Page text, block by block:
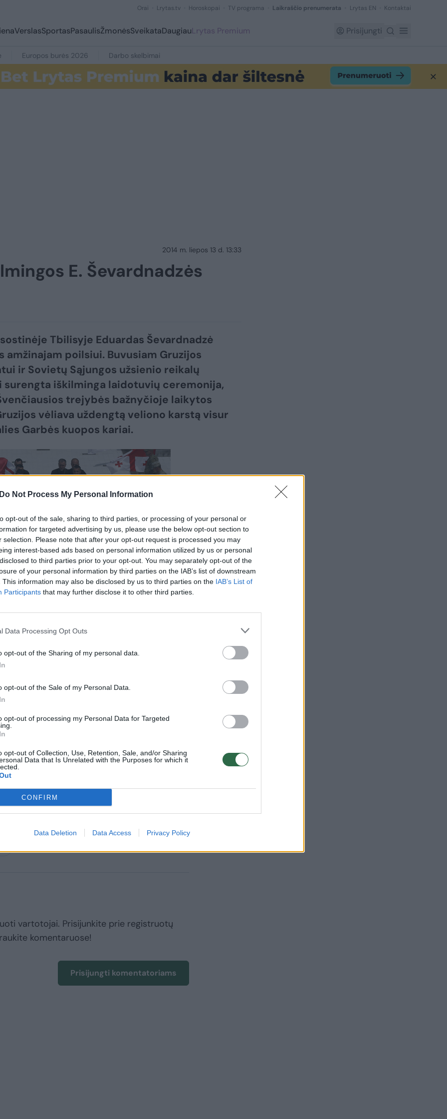
Do Not Process My Personal Information
opt-out of the sale, sharing to third parties, or processing of your personal or
for targeted advertising by us, please use the below opt-out section to
selection. Please note that after your opt-out request is processed you may
interest-based ads based on personal information utilized by us or personal
to third parties prior to your opt-out. You may separately opt-out of the
of your personal information by third parties on the IAB’s list of downstream
This information may also be disclosed by us to third parties on the IAB’s List of
Participants that may further disclose it to other third parties.
Data Processing Opt Outs
opt-out of the Sharing of my personal data.
opt-out of the Sale of my Personal Data.
opt-out of processing my Personal Data for Targeted
opt-out of Collection, Use, Retention, Sale, and/or Sharing
Data that Is Unrelated with the Purposes for which it
CONFIRM
Data Deletion Data Access Privacy Policy
Orai Lrytas.tv Horoskopai TV programa Laikraščio prenumerata Lrytas EN Kontaktai
VerslasSportasPasaulisŽmonėsSveikataDaugiauLrytas Premium Prisijungti
Europos burės 2026 Darbo skelbimai
2014 m. liepos 13 d. 13:33
E. Ševardnadzės
Tbilisyje Eduardas Ševardnadzė
amžinajam poilsiui. Buvusiam Gruzijos
ir Sovietų Sąjungos užsienio reikalų
surengta iškilminga laidotuvių ceremonija,
trejybės bažnyčioje laikytos
vėliava uždengtą veliono karstą visur
Garbės kuopos kariai.
Daugiau nuotraukų (1)
būdamas 86 metų amžiaus. Jis pelnė
Sovietų Sąjungos lyderio
vadovo poste, kai susiderėjo su JAV
ir tarpininkavo sutarčiai dėl Berlyno
vartotojai. Prisijunkite prie registruotų
komentaruose!
Prisijungti komentatoriams